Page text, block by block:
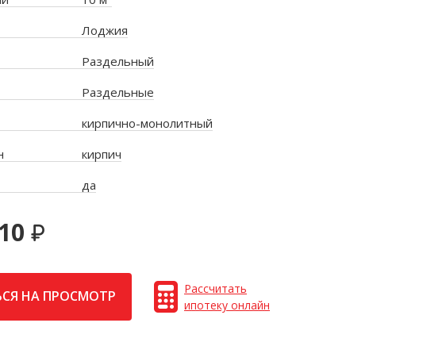
Лоджия
Раздельный
Раздельные
кирпично-монолитный
кирпич
да
НА ПРОСМОТР
Рассчитать
ипотеку онлайн